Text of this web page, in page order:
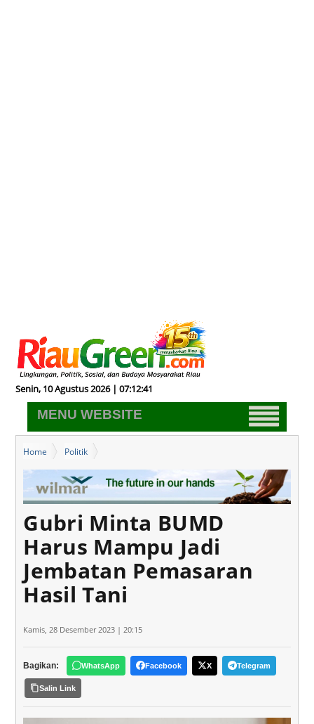
Senin, 10 Agustus 2026 | 07:12:42
MENU WEBSITE
Home
Politik
Gubri Minta BUMD Harus Mampu Jadi Jembatan Pemasaran Hasil
Tani
Gubri Minta BUMD
Harus Mampu Jadi
Jembatan Pemasaran
Hasil Tani
Kamis, 28 Desember 2023 | 20:15
Bagikan: WhatsApp Facebook X Telegram
Salin Link